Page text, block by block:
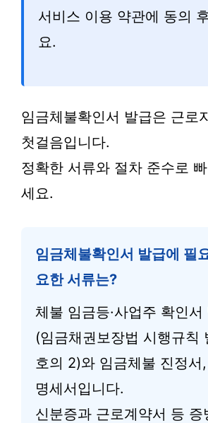
서비스 이용 약관에 동의
요.
임금체불확인서 발급은 근로
첫걸음입니다.
정확한 서류와 절차 준수로
세요.
임금체불확인서 발급에 필
요한 서류는?
체불 임금등·사업주 확인서
(임금채권보장법 시행규칙
호의 2)와 임금체불 진정서
명세서입니다.
신분증과 근로계약서 등 증